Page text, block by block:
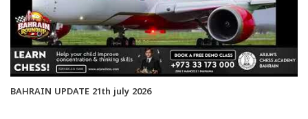
BAHRAIN UPDATE 21th july 2026